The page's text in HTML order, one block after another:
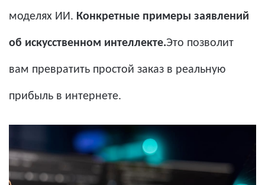
моделях ИИ. Конкретные примеры заявлений
об искусственном интеллекте.Это позволит
вам превратить простой заказ в реальную
прибыль в интернете.